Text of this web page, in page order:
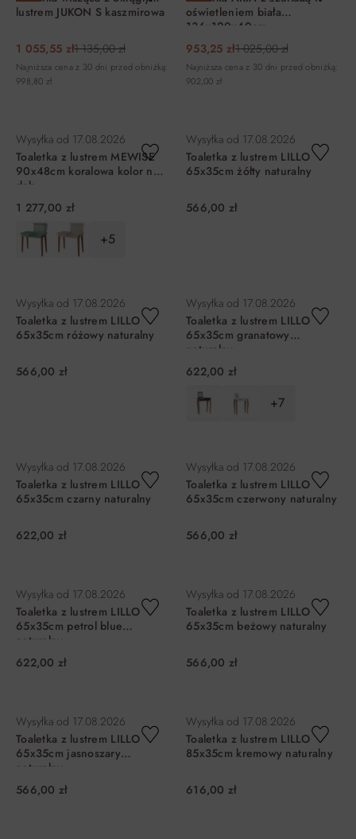
lustrem JUKON S kaszmirowa
1 055,55 zł1 135,00 zł
Najniższa cena z 30 dni przed obniżką:
998,80 zł
oświetleniem biała
136x120x40cm
953,25 zł1 025,00 zł
Najniższa cena z 30 dni przed obniżką:
902,00 zł
Wysyłka od 17.08.2026
Toaletka z lustrem MEWISE
90x48cm koralowa kolor nóg
dąb
1 277,00 zł
+5
Wysyłka od 17.08.2026
Toaletka z lustrem LILLO
65x35cm żółty naturalny
566,00 zł
Wysyłka od 17.08.2026
Toaletka z lustrem LILLO
65x35cm różowy naturalny
566,00 zł
Wysyłka od 17.08.2026
Toaletka z lustrem LILLO
65x35cm granatowy
naturalny
622,00 zł
+7
Wysyłka od 17.08.2026
Toaletka z lustrem LILLO
65x35cm czarny naturalny
622,00 zł
Wysyłka od 17.08.2026
Toaletka z lustrem LILLO
65x35cm czerwony naturalny
566,00 zł
Wysyłka od 17.08.2026
Toaletka z lustrem LILLO
65x35cm petrol blue
naturalny
622,00 zł
Wysyłka od 17.08.2026
Toaletka z lustrem LILLO
65x35cm beżowy naturalny
566,00 zł
Wysyłka od 17.08.2026
Toaletka z lustrem LILLO
65x35cm jasnoszary
naturalny
566,00 zł
Wysyłka od 17.08.2026
Toaletka z lustrem LILLO
85x35cm kremowy naturalny
616,00 zł